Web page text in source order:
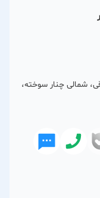
شمالی چنار سوخته،